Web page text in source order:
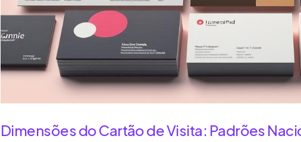
Dimensões do Cartão de Visita: Padrões